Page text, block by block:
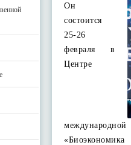
Он
состоится
25-26
февраля в
Центре